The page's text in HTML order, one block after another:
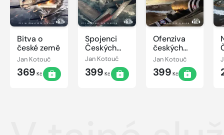
Bitva o
české země
Jan Kotouč
369 Kč
Spojenci
Českých
zemí
Jan Kotouč
399 Kč
Ofenziva
českých
zemí
Jan Kotouč
399 Kč